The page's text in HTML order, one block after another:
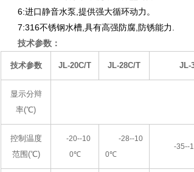
6:进口静音水泵 提供强大循环动力。
7:316不锈钢水槽 具有高强防腐 防锈能力
技术参数：
技术参数 JL-20C/T JL-28C/T JL-
显示分辩
率(℃)
控制温度
范围(℃)
-20--10
0℃
-28--10
0℃
-35--